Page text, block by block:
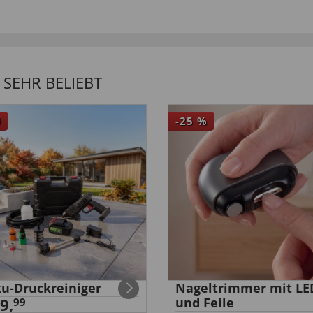
BELIEBT
Druckreiniger
99
-25 %
Nageltrimmer mit
und Feile